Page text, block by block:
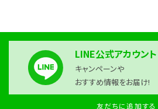
LINE公式アカウント
キャンペーンや
おすすめ情報をお届け!
友だちに追加する